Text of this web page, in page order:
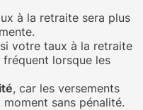
à la retraite sera plus
si votre taux à la retraite
lorsque les
, car les versements
sans pénalité.